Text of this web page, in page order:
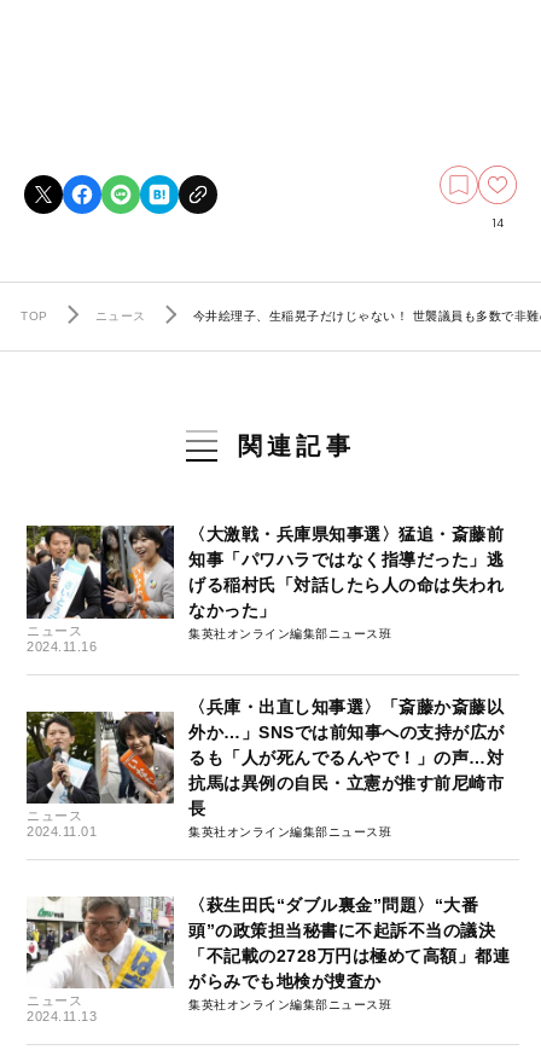
14
TOP ニュース 今井絵理子、生稲晃子だけじゃない！ 世襲議員も多数で非
関連記事
ニュース
2024.11.16
〈大激戦・兵庫県知事選〉猛追・斎藤前
知事「パワハラではなく指導だった」逃
げる稲村氏「対話したら人の命は失われ
なかった」
集英社オンライン編集部ニュース班
ニュース
2024.11.01
〈兵庫・出直し知事選〉「斎藤か斎藤以
外か…」SNSでは前知事への支持が広が
るも「人が死んでるんやで！」の声…対
抗馬は異例の自民・立憲が推す前尼崎市
長
集英社オンライン編集部ニュース班
ニュース
2024.11.13
〈萩生田氏“ダブル裏金”問題〉“大番
頭”の政策担当秘書に不起訴不当の議決
「不記載の2728万円は極めて高額」都連
がらみでも地検が捜査か
集英社オンライン編集部ニュース班